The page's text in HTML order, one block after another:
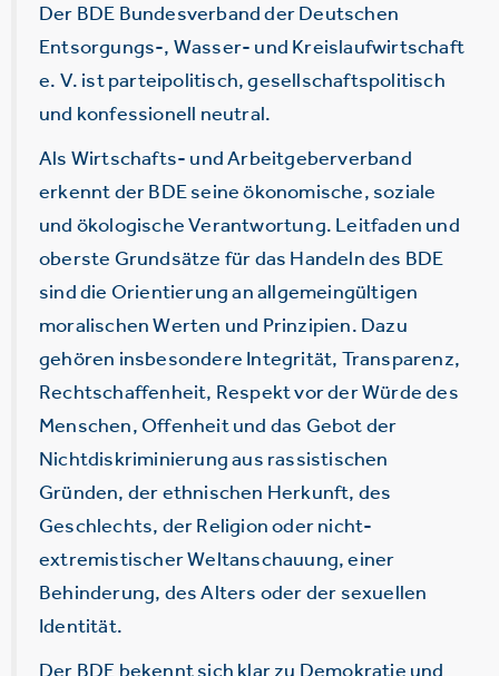
Der BDE Bundesverband der Deutschen
Entsorgungs-, Wasser- und Kreislaufwirtschaft
e. V. ist parteipolitisch, gesellschaftspolitisch
und konfessionell neutral.
Als Wirtschafts- und Arbeitgeberverband
erkennt der BDE seine ökonomische, soziale
und ökologische Verantwortung. Leitfaden und
oberste Grundsätze für das Handeln des BDE
sind die Orientierung an allgemeingültigen
moralischen Werten und Prinzipien. Dazu
gehören insbesondere Integrität, Transparenz,
Rechtschaffenheit, Respekt vor der Würde des
Menschen, Offenheit und das Gebot der
Nichtdiskriminierung aus rassistischen
Gründen, der ethnischen Herkunft, des
Geschlechts, der Religion oder nicht-
extremistischer Weltanschauung, einer
Behinderung, des Alters oder der sexuellen
Identität.
Der BDE bekennt sich klar zu Demokratie und